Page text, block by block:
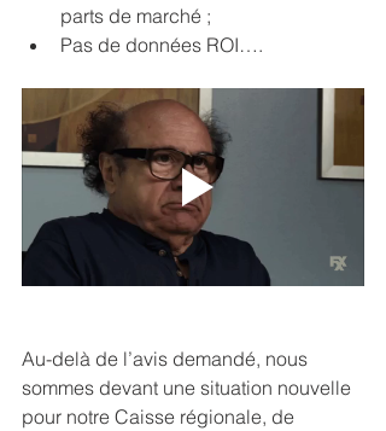
parts de marché ;
Pas de données ROI….
Au-delà de l’avis demandé, nous
sommes devant une situation nouvelle
pour notre Caisse régionale, de